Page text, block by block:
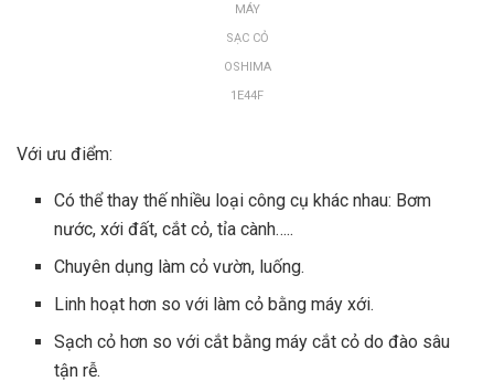
MÁY
SẠC CỎ
OSHIMA
1E44F
Với ưu điểm:
Có thể thay thế nhiều loại công cụ khác nhau: Bơm
nước, xới đất, cắt cỏ, tỉa cành…..
Chuyên dụng làm cỏ vườn, luống.
Linh hoạt hơn so với làm cỏ bằng máy xới.
Sạch cỏ hơn so với cắt bằng máy cắt cỏ do đào sâu
tận rễ.